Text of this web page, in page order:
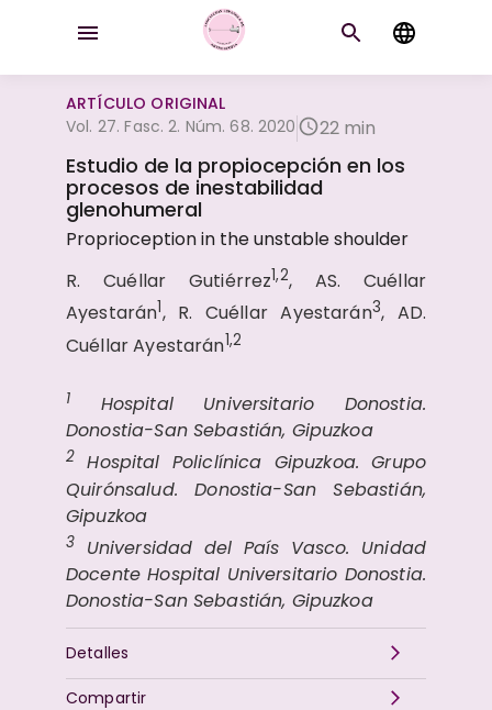
ARTÍCULO ORIGINAL
Vol. 27. Fasc. 2. Núm. 68. 2020
22 min
Estudio de la propiocepción en los
procesos de inestabilidad
glenohumeral
Proprioception in the unstable shoulder
R. Cuéllar Gutiérrez1,2, AS. Cuéllar
Ayestarán1, R. Cuéllar Ayestarán3, AD.
Cuéllar Ayestarán1,2
1
Hospital Universitario Donostia.
Donostia-San Sebastián, Gipuzkoa
2 Hospital Policlínica Gipuzkoa. Grupo
Quirónsalud. Donostia-San Sebastián,
Gipuzkoa
3
Universidad del País Vasco. Unidad
Docente Hospital Universitario Donostia.
Donostia-San Sebastián, Gipuzkoa
Detalles
Compartir